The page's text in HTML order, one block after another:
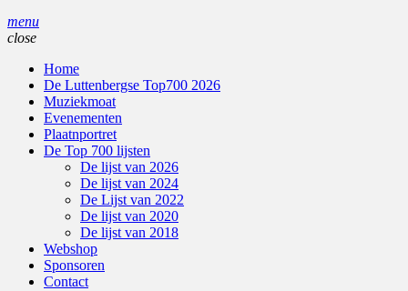
menu
close
Home
De Luttenbergse Top700 2026
Muziekmoat
Evenementen
Plaatnportret
De Top 700 lijsten
De lijst van 2026
De lijst van 2024
De Lijst van 2022
De lijst van 2020
De lijst van 2018
Webshop
Sponsoren
Contact